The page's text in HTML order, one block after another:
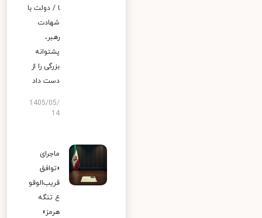
ا / دولت با
شهادت
رهبر،
پشتوانه
بزرگی را از
دست داد
1405/05/
14
ماجرای
«توافق
قریب‌الوقو
ع تنگه
هرمز»